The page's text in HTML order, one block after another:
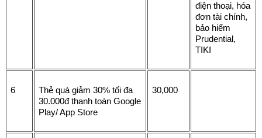
điện thoại, hóa
đơn tài chính,
bảo hiểm
Prudential,
TIKI
6
Thẻ quà giảm 30% tối đa
30.000đ thanh toán Google
Play/ App Store
30,000